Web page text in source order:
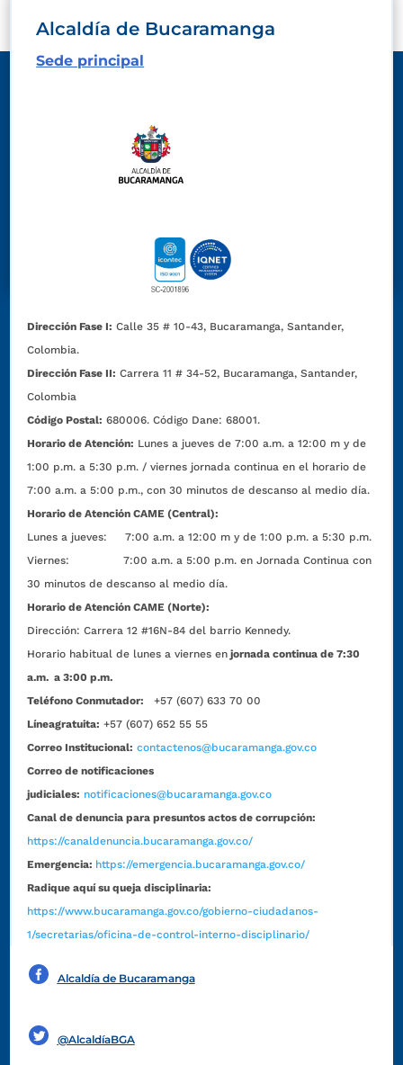
Alcaldía de Bucaramanga
Sede principal
Dirección Fase I: Calle 35 # 10-43, Bucaramanga, Santander,
Colombia.
Dirección Fase II: Carrera 11 # 34-52, Bucaramanga, Santander,
Colombia
Código Postal: 680006. Código Dane: 68001.
Horario de Atención: Lunes a jueves de 7:00 a.m. a 12:00 m y de
1:00 p.m. a 5:30 p.m. / viernes jornada continua en el horario de
7:00 a.m. a 5:00 p.m., con 30 minutos de descanso al medio día.
Horario de Atención CAME (Central):
Lunes a jueves: 7:00 a.m. a 12:00 m y de 1:00 p.m. a 5:30 p.m.
Viernes: 7:00 a.m. a 5:00 p.m. en Jornada Continua con
30 minutos de descanso al medio día.
Horario de Atención CAME (Norte):
Dirección:Carrera 12 #16N-84 del barrio Kennedy.
Horario habitual de lunes a viernes en jornada continua de 7:30
a.m. a 3:00 p.m.
Teléfono Conmutador:
+57 (607) 633 70 00
Líneagratuita: +57 (607) 652 55 55
Correo Institucional: contactenos@bucaramanga.gov.co
Correo de notificaciones
judiciales: notificaciones@bucaramanga.gov.co
Canal de denuncia para presuntos actos de corrupción:
https://canaldenuncia.bucaramanga.gov.co/
Emergencia: https://emergencia.bucaramanga.gov.co/
Radique aquí su queja disciplinaria:
https://www.bucaramanga.gov.co/gobierno-ciudadanos-
1/secretarias/oficina-de-control-interno-disciplinario/
Alcaldía de Bucaramanga
@AlcaldíaBGA